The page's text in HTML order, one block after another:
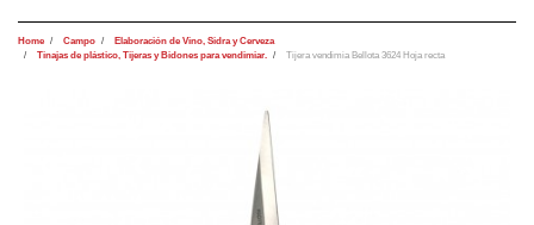
Home Campo
Elaboración de Vino, Sidra y Cerveza
Tinajas de plástico, Tijeras y Bidones para vendimiar.
Tijera vendimia Bellota 3624 Hoja recta